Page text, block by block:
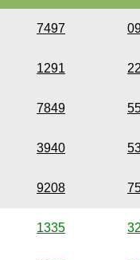
7497
1291
7849
3940
9208
1335